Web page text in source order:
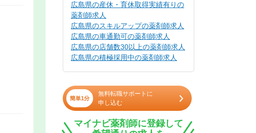
広島県の産休・育休取得実績有りの
薬剤師求人
広島県のスキルアップの薬剤師求人
広島県の車通勤可の薬剤師求人
広島県の店舗数30以上の薬剤師求人
広島県の積極採用中の薬剤師求人
簡単1分
無料転職サポートに
申し込む
マイナビ薬剤師に登録して